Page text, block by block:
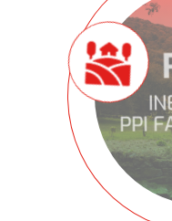
PPI
PPI
PPI